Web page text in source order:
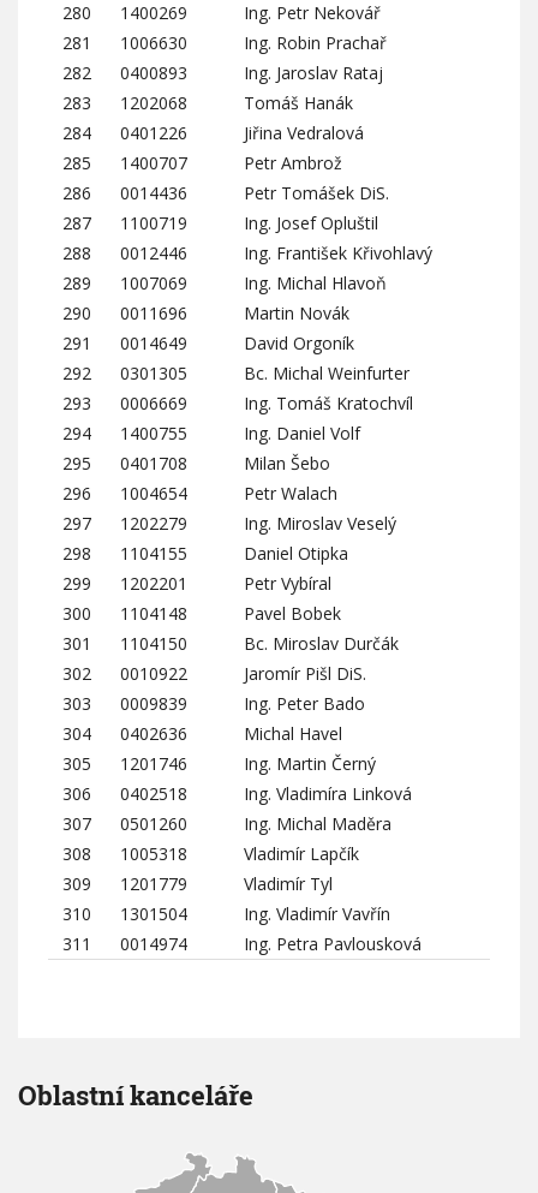
280
1400269
Ing. Petr Nekovář
281
1006630
Ing. Robin Prachař
282
0400893
Ing. Jaroslav Rataj
283
1202068
Tomáš Hanák
284
0401226
Jiřina Vedralová
285
1400707
Petr Ambrož
286
0014436
Petr Tomášek DiS.
287
1100719
Ing. Josef Opluštil
288
0012446
Ing. František Křivohlavý
289
1007069
Ing. Michal Hlavoň
290
0011696
Martin Novák
291
0014649
David Orgoník
292
0301305
Bc. Michal Weinfurter
293
0006669
Ing. Tomáš Kratochvíl
294
1400755
Ing. Daniel Volf
295
0401708
Milan Šebo
296
1004654
Petr Walach
297
1202279
Ing. Miroslav Veselý
298
1104155
Daniel Otipka
299
1202201
Petr Vybíral
300
1104148
Pavel Bobek
301
1104150
Bc. Miroslav Durčák
302
0010922
Jaromír Pišl DiS.
303
0009839
Ing. Peter Bado
304
0402636
Michal Havel
305
1201746
Ing. Martin Černý
306
0402518
Ing. Vladimíra Linková
307
0501260
Ing. Michal Maděra
308
1005318
Vladimír Lapčík
309
1201779
Vladimír Tyl
310
1301504
Ing. Vladimír Vavřín
311
0014974 Ing. Petra Pavlousková
Oblastní kanceláře